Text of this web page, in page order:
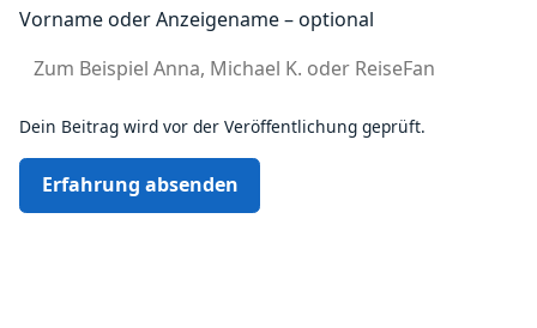
Vorname oder Anzeigename – optional
Dein Beitrag wird vor der Veröffentlichung geprüft.
Erfahrung absenden